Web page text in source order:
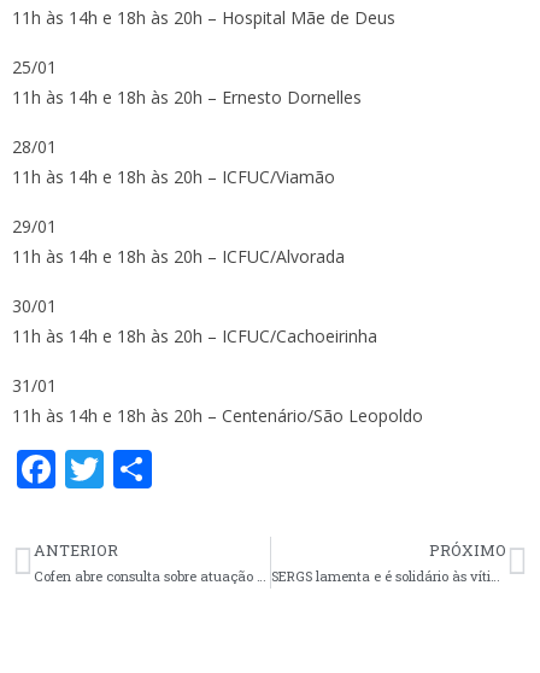
11h às 14h e 18h às 20h – Hospital Mãe de Deus
25/01
11h às 14h e 18h às 20h – Ernesto Dornelles
28/01
11h às 14h e 18h às 20h – ICFUC/Viamão
29/01
11h às 14h e 18h às 20h – ICFUC/Alvorada
30/01
11h às 14h e 18h às 20h – ICFUC/Cachoeirinha
31/01
11h às 14h e 18h às 20h – Centenário/São Leopoldo
F
e
b
T
itt
er e
ANTERIOR
Cofen abre consulta sobre atuação da Enfermagem em ILPIs até dia 21
PRÓXIMO
SERGS lamenta e é solidário às vítimas de violência nos locais de trabalho